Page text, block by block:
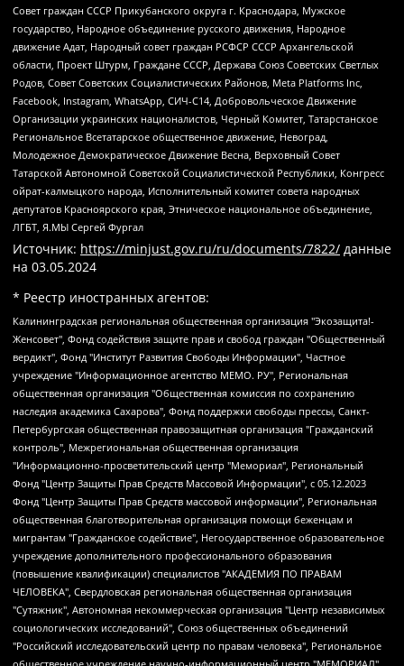
Совет граждан СССР Прикубанского округа г. Краснодара, Мужское
государство, Народное объединение русского движения, Народное
движение Адат, Народный совет граждан РСФСР СССР Архангельской
области, Проект Штурм, Граждане СССР, Держава Союз Советских Светлых
Родов, Совет Советских Социалистических Районов, Meta Platforms Inc,
Facebook, Instagram, WhatsApp, СИЧ-С14, Добровольческое Движение
Организации украинских националистов, Черный Комитет, Татарстанское
Региональное Всетатарское общественное движение, Невоград,
Молодежное Демократическое Движение Весна, Верховный Совет
Татарской Автономной Советской Социалистической Республики, Конгресс
ойрат-калмыцкого народа, Исполнительный комитет совета народных
депутатов Красноярского края, Этническое национальное объединение,
ЛГБТ, Я.МЫ Сергей Фургал
Источник: https://minjust.gov.ru/ru/documents/7822/ данные
на 03.05.2024
* Реестр иностранных агентов:
Калининградская региональная общественная организация "Экозащита!-Женсовет", Фонд содействия защите прав и свобод граждан "Общественный вердикт", Фонд "Институт Развития Свободы Информации", Частное учреждение "Информационное агентство МЕМО. РУ", Региональная общественная организация "Общественная комиссия по сохранению наследия академика Сахарова", Фонд поддержки свободы прессы, Санкт-Петербургская общественная правозащитная организация "Гражданский контроль", Межрегиональная общественная организация "Информационно-просветительский центр "Мемориал", Региональный Фонд "Центр Защиты Прав Средств Массовой Информации", с 05.12.2023 Фонд "Центр Защиты Прав Средств массовой информации", Региональная общественная благотворительная организация помощи беженцам и мигрантам "Гражданское содействие", Негосударственное образовательное учреждение дополнительного профессионального образования (повышение квалификации) специалистов "АКАДЕМИЯ ПО ПРАВАМ ЧЕЛОВЕКА", Свердловская региональная общественная организация "Сутяжник", Автономная некоммерческая организация "Центр независимых социологических исследований", Союз общественных объединений "Российский исследовательский центр по правам человека", Региональное общественное учреждение научно-информационный центр "МЕМОРИАЛ", Некоммерческая организация "Фонд защиты гласности", Автономная некоммерческая организация "Институт прав человека", Городская общественная организация "Екатеринбургское общество "МЕМОРИАЛ", Городская общественная организация "Рязанское историко-просветительское и правозащитное общество "Мемориал" (Рязанский Мемориал), Челябинский региональный орган общественной самодеятельности – женское общественное объединение "Женщины Евразии", Челябинский региональный орган общественной самодеятельности "Уральская правозащитная группа", Фонд содействия защите здоровья и социальной справедливости имени Андрея Рылькова, Автономная Некоммерческая Организация "Аналитический Центр Юрия Левады", Автономная некоммерческая организация социальной поддержки населения "Проект Апрель", Региональная общественная организация помощи женщинам и детям, находящимся в кризисной ситуации "Информационно-методический центр "Анна", Фонд содействия развитию массовых коммуникаций и правовому просвещению "Так-так-Так", Фонд содействия устойчивому развитию "Серебряная тайга", Свердловский региональный общественный фонд социальных проектов "Новое время", "Idel.Реалии", Кавказ.Реалии, Крым.Реалии, Телеканал Настоящее Время, Татаро-башкирская служба Радио Свобода (Azatliq Radiosi), Радио Свободная Европа/Радио Свобода (PCE/PC), "Сибирь.Реалии", "Фактограф", Благотворительный фонд помощи осужденным и их семьям, Автономная некоммерческая организация "Институт глобализации и социальных движений", Фонд "В защиту прав заключенных", Частное учреждение "Центр поддержки и содействия развитию средств массовой информации", Пензенский региональный общественный благотворительный фонд "Гражданский союз", "Север.Реалии", Некоммерческая организация Фонд "Правовая инициатива", Общество с ограниченной ответственностью "Радио Свободная Европа/Радио Свобода", Чешское информационное агентство "MEDIUM-ORIENT", Красноярская региональная общественная организация "Мы против СПИДа", Камалягин Денис Николаевич, Маркелов Сергей Евгеньевич, Пономарев Лев Александрович, Савицкая Людмила Алексеевна, Автономная некоммерческая организация "Центр по работе с проблемой насилия "НАСИЛИЮ.НЕТ", Межрегиональный профессиональный союз работников здравоохранения "Альянс врачей", Юридическое лицо, зарегистрированное в Латвийской Республике, SIA "Medusa Project" (регистрационный номер 40103797863, дата регистрации 10.06.2014), Некоммерческая организация "Фонд по борьбе с коррупцией", Автономная некоммерческая организация "Институт права и публичной политики", Баданин Роман Сергеевич, Гликин Максим Александрович, Железнова Мария Михайловна, Лукьянова Юлия Сергеевна, Маетная Елизавета Витальевна, Маняхин Петр Борисович, Чуракова Ольга Владимировна, Ярош Юлия Петровна, Юридическое лицо "The Insider SIA", зарегистрированное в Риге, Латвийская Республика (дата регистрации 26.06.2015), являющееся администратором доменного имени интернет-издания "The Insider SIA", https://theins.ru, Постернак Алексей Евгеньевич, Рубин Михаил Аркадьевич, Анин Роман Александрович, Юридическое лицо Istories fonds, зарегистрированное в Латвийской Республике (регистрационный номер 50008295751, дата регистрации 24.02.2020), Великовский Дмитрий Александрович, Долинина Ирина Николаевна, Мароховская Алеся Алексеевна, Шлейнов Роман Юрьевич, Шмагун Олеся Валентиновна, Общество с ограниченной ответственностью "Альтаир 2021", Общество с ограниченной ответственностью "Вега 2021", Общество с ограниченной ответственностью "Главный редактор 2021", Общество с ограниченной ответственностью "Ромашки монолит", Важенков Артем Валерьевич, Ивановская областная общественная организация "Центр гендерных исследований", Гурман Юрий Альбертович, Медиапроект "ОВД-Инфо", Егоров Владимир Владимирович, Жилинский Владимир Александрович, Общество с ограниченной ответственностью "ЗП", Иванова София Юрьевна, Карезина Инна Павловна, Кильтау Екатерина Викторовна, Петров Алексей Викторович, Пискунов Сергей Евгеньевич, Смирнов Сергей Сергеевич, Тихонов Михаил Сергеевич, Общество с ограниченной ответственностью "ЖУРНАЛИСТ-ИНОСТРАННЫЙ АГЕНТ", Арапова Галина Юрьевна, Вольтская Татьяна Анатольевна, Американская компания "Mason G.E.S. Anonymous Foundation" (США), являющаяся владельцем интернет-издания https://mnews.world/, Компания "Stichting Bellingcat", зарегистрированная в Нидерландах (дата регистрации 11.07.2018), Захаров Андрей Вячеславович, Клепиковская Екатерина Дмитриевна, Общество с ограниченной ответственностью "МЕМО", Перл Роман Александрович, Симонов Евгений Алексеевич, Соловьева Елена Анатольевна, Сотников Даниил Владимирович, Сурначева Елизавета Дмитриевна, Автономная некоммерческая организация по защите прав человека и информированию населения "Якутия – Наше Мнение", Общество с ограниченной ответственностью "Москоу диджитал медиа", с 26.01.2023 Общество с ограниченной ответственностью "Чайка Белые сады", Ветошкина Валерия Валерьевна, Заговора Максим Александрович, Межрегиональное общественное движение "Российская ЛГБТ - сеть", Оленичев Максим Владимирович, Павлов Иван Юрьевич, Скворцова Елена Сергеевна, Общество с ограниченной ответственностью "Как бы инагент", Кочетков Игорь Викторович, Общество с ограниченной ответственностью "Честные выборы", Еланчик Олег Александрович, Общество с ограниченной ответственностью "Нобелевский призыв", Гималова Регина Эмилевна, Григорьев Андрей Валерьевич, Григорьева Алина Александровна, Ассоциация по содействию защите прав призывников, альтернативнослужащих и военнослужащих "Правозащитная группа "Гражданин.Армия.Право", Хисамова Регина Фаритовна, Автономная некоммерческая организация по реализации социально-правовых программ "Лилит", Дальневосточное общественное движение "Маяк", Санкт-Петербургская ЛГБТ-инициативная группа "Выход", Инициативная группа ЛГБТ+ "Реверс", Алексеев Андрей Викторович, Бекбулатова Таисия Львовна, Беляев Иван Михайлович, Владыкина Елена Сергеевна, Гельман Марат Александрович, Никульшина Вероника Юрьевна, Толоконникова Надежда Андреевна, Шендерович Виктор Анатольевич, Общество с ограниченной ответственностью "Данное сообщение", Общество с ограниченной ответственностью Издательский дом "Новая глава", Айнбиндер Александра Александровна, Московский комьюнити-центр для ЛГБТ+инициатив, Благотворительный фонд развития филантропии, Deutsche Welle (Германия, Kurt-Schumacher-Strasse 3, 53113 Bonn), Борзунова Мария Михайловна, Воробьев Виктор Викторович, Голубева Анна Львовна, Константинова Алла Михайловна, Малкова Ирина Владимировна, Мурадов Мурад Абдулгалимович, Осетинская Елизавета Николаевна, Понасенков Евгений Николаевич, Ганапольский Матвей Юрьевич, Киселев Евгений Алексеевич, Борухович Ирина Григорьевна, Дремин Иван Тимофеевич, Дубровский Дмитрий Викторович, Красноярская региональная общественная организация поддержки и развития альтернативных образовательных технологий и межкультурных коммуникаций "ИНТЕРРА", Маяковская Екатерина Алексеевна, Фейгин Марк Захарович, Филимонов Андрей Викторович, Дзугкоева Регина Николаевна, Доброхотов Роман Александрович, Дудь Юрий Александрович, Елкин Сергей Владимирович, Кругликов Кирилл Игоревич, Сабунаева Мария Леонидовна, Семенов Алексей Владимирович, Шаинян Карен Багратович, Шульман Екатерина Михайловна, Асафьев Артур Валерьевич, Вахштайн Виктор Семенович, Венедиктов Алексей Алексеевич, Лушникова Екатерина Евгеньевна, Волков Леонид Михайлович, Невзоров Александр Глебович, Пархоменко Сергей Борисович, Сироткин Ярослав Николаевич, Кара-Мурза Владимир Владимирович, Баранова Наталья Владимировна, Гозман Леонид Яковлевич, Кагарлицкий Борис Юльевич, Климарев Михаил Валерьевич, Милов Владимир Станиславович, Автономная некоммерческая организация Краснодарский центр современного искусства "Типография", Моргенштерн Алишер Тагирович, Соболь Любовь Эдуардовна, Общество с ограниченной ответственностью "ЛИЗА НОРМ", Каспаров Гарри Кимович, Ходорковский Михаил Борисович, Общество с ограниченной ответственностью "Апрельские тезисы", Данилович Ирина Брониславовна, Кашин Олег Владимирович, Петров Николай Владимирович, Пивоваров Алексей Владимирович, Соколов Михаил Владимирович, Цветкова Юлия Владимировна, Чичваркин Евгений Александрович, Комитет против пыток/Команда против пыток, Общество с ограниченной ответственностью "Первый научный", Общество с ограниченной ответственностью "Вертолет и ко", Белоцерковская Вероника Борисовна, Кац Максим Евгеньевич, Лазарева Татьяна Юрьевна, Шаведдинов Руслан Табризович, Яшин Илья Валерьевич, Общество с ограниченной ответственностью "Иноагент ААВ", Алешковский Дмитрий Петрович, Альбац Евгения Марковна, Быков Дмитрий Львович, Галямина Юлия Евгеньевна, Лойко Сергей Леонидович, Мартынов Кирилл Константинович, Медведев Сергей Александрович, Крашенинников Федор Геннадиевич, Гордеева Катерина Вл